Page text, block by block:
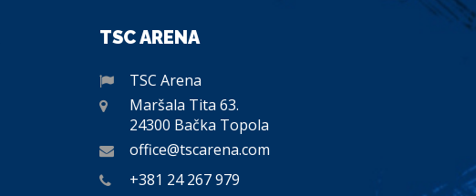
TSC ARENA
TSC Arena
Maršala Tita 63.
24300 Bačka Topola
office@tscarena.com
+381 24 267 979